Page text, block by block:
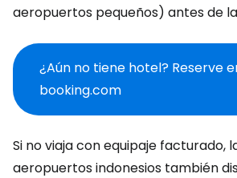
aeropuertos pequeños) antes de
¿Aún no tiene hotel? Reserve
booking.com
Si no viaja con equipaje facturado,
aeropuertos indonesios también